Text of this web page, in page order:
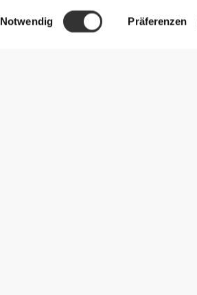
Einwilligungsauswahl
Notwendig Präferenzen